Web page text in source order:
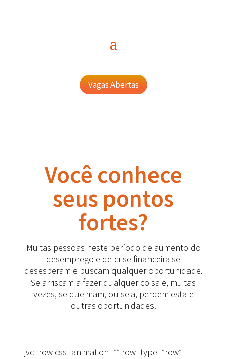
Vagas Abertas
Você conhece
seus pontos
fortes?
Muitas pessoas neste período de aumento do
desemprego e de crise financeira se
desesperam e buscam qualquer oportunidade.
Se arriscam a fazer qualquer coisa e, muitas
vezes, se queimam, ou seja, perdem esta e
outras oportunidades.
[vc_row css_animation=”” row_type=”row”